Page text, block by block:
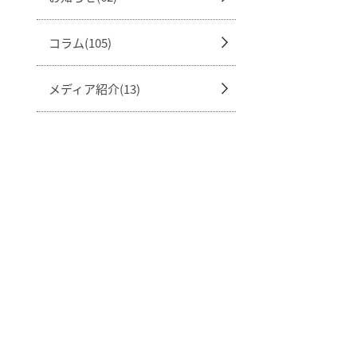
コラム(105)
メディア紹介(13)